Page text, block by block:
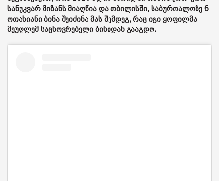
სანუკვარ მიზანს მიაღწია და თბილისში, საბურთალოზე 6
ოთახიანი ბინა შეიძინა მას შემდეგ, რაც იგი ყოფილმა
მეუღლემ საცხოვრებელი ბინიდან გააგდო.